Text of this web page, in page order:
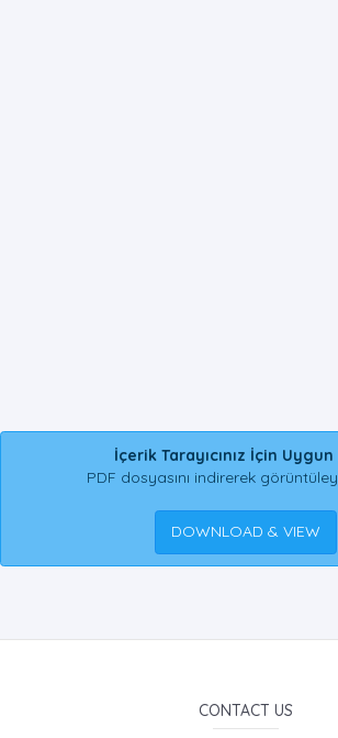
İçerik Tarayıcınız İçin
PDF dosyasını indirerek
DOWNLOAD & VIEW
CONTACT US